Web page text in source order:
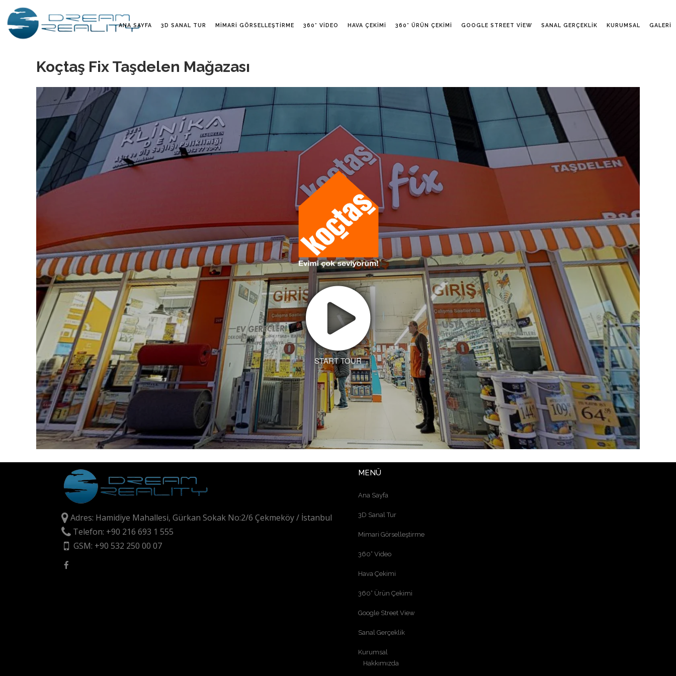
ANA SAYFA 3D SANAL TUR MIMARI GÖRSELLEŞTIRME 360° VIDEO HAVA ÇEKIMI 360° ÜRÜN ÇEKIMI GOOGLE STREET VIEW SANAL GERÇEKLIK KURUMSAL GALERI
Koçtaş Fix Taşdelen Mağazası
START TOUR
Adres: Hamidiye Mahallesi, Gürkan Sokak No:2/6 Çekmeköy / İstanbul
Telefon: +90 216 693 1 555
GSM: +90 532 250 00 07
MENÜ
Ana Sayfa
3D Sanal Tur
Mimari Görselleştirme
360° Video
Hava Çekimi
360° Ürün Çekimi
Google Street View
Sanal Gerçeklik
Kurumsal
Hakkımızda